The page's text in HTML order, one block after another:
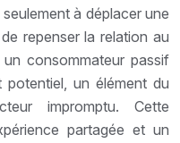
à déplacer une
repenser la relation au
consommateur passif
potentiel, un élément du
impromptu. Cette
partagée et un